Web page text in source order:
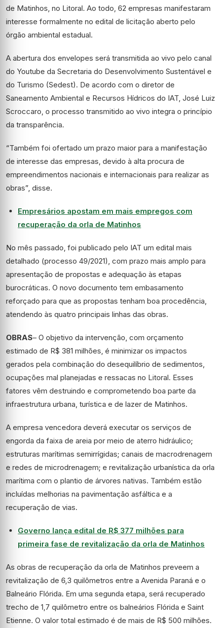
de Matinhos, no Litoral. Ao todo, 62 empresas manifestaram
interesse formalmente no edital de licitação aberto pelo
órgão ambiental estadual.
A abertura dos envelopes será transmitida ao vivo pelo canal
do Youtube da Secretaria do Desenvolvimento Sustentável e
do Turismo (Sedest). De acordo com o diretor de
Saneamento Ambiental e Recursos Hídricos do IAT, José Luiz
Scroccaro, o processo transmitido ao vivo integra o princípio
da transparência.
“Também foi ofertado um prazo maior para a manifestação
de interesse das empresas, devido à alta procura de
empreendimentos nacionais e internacionais para realizar as
obras”, disse.
Empresários apostam em mais empregos com
recuperação da orla de Matinhos
No mês passado, foi publicado pelo IAT um edital mais
detalhado (processo 49/2021), com prazo mais amplo para
apresentação de propostas e adequação às etapas
burocráticas. O novo documento tem embasamento
reforçado para que as propostas tenham boa procedência,
atendendo às quatro principais linhas das obras.
OBRAS– O objetivo da intervenção, com orçamento
estimado de R$ 381 milhões, é minimizar os impactos
gerados pela combinação do desequilíbrio de sedimentos,
ocupações mal planejadas e ressacas no Litoral. Esses
fatores vêm destruindo e comprometendo boa parte da
infraestrutura urbana, turística e de lazer de Matinhos.
A empresa vencedora deverá executar os serviços de
engorda da faixa de areia por meio de aterro hidráulico;
estruturas marítimas semirrígidas; canais de macrodrenagem
e redes de microdrenagem; e revitalização urbanística da orla
marítima com o plantio de árvores nativas. Também estão
incluídas melhorias na pavimentação asfáltica e a
recuperação de vias.
Governo lança edital de R$ 377 milhões para
primeira fase de revitalização da orla de Matinhos
As obras de recuperação da orla de Matinhos preveem a
revitalização de 6,3 quilômetros entre a Avenida Paraná e o
Balneário Flórida. Em uma segunda etapa, será recuperado
trecho de 1,7 quilômetro entre os balneários Flórida e Saint
Etienne. O valor total estimado é de mais de R$ 500 milhões.